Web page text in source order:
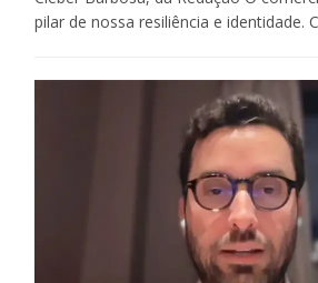
pilar de nossa resiliência e identidade.